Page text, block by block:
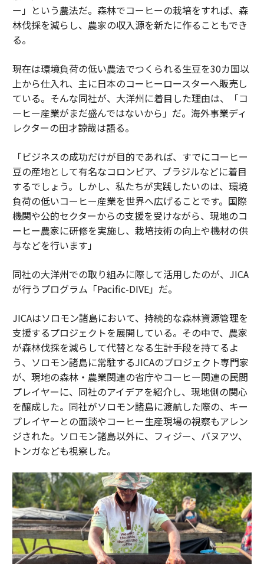
ー」という農法だ。森林でコーヒーの栽培をすれば、森
林伐採を減らし、農家の収入源を新たに作ることもでき
る。
現在は環境負荷の低い農法でつくられる生豆を30カ国以
上から仕入れ、主に日本のコーヒーロースターへ販売し
ている。そんな同社が、大洋州に着目した理由は、「コ
ーヒー産業がまだ盛んではないから」だ。海外事業ディ
レクターの田才諒哉は語る。
「ビジネスの成功だけが目的であれば、すでにコーヒー
豆の産地として有名なコロンビア、ブラジルなどに着目
するでしょう。しかし、私たちが実践したいのは、環境
負荷の低いコーヒー産業を世界へ広げることです。国際
機関や公的セクターからの支援を受けながら、現地のコ
ーヒー農家に研修を実施し、栽培技術の向上や機材の供
与などを行います」
同社の大洋州での取り組みに際して活用したのが、JICA
が行うプログラム「Pacific-DIVE」だ。
JICAはソロモン諸島において、持続的な森林資源管理を
支援するプロジェクトを展開している。その中で、農家
が森林伐採を減らして代替となる生計手段を持てるよ
う、ソロモン諸島に常駐するJICAのプロジェクト専門家
が、現地の森林・農業関連の省庁やコーヒー関連の民間
プレイヤーに、同社のアイデアを紹介し、現地側の関心
を醸成した。同社がソロモン諸島に渡航した際の、キー
プレイヤーとの面談やコーヒー生産現場の視察もアレン
ジされた。ソロモン諸島以外に、フィジー、バヌアツ、
トンガなども視察した。